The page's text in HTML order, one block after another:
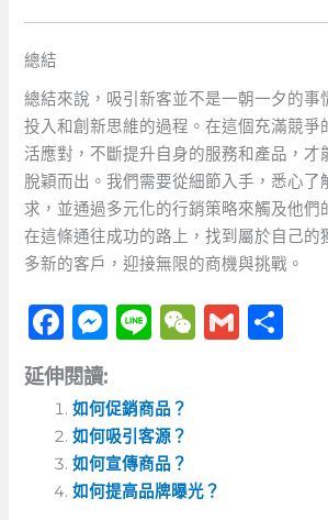
總結
總結來說，吸引新客並不是一朝一夕的事
投入和創新思維的過程。在這個充滿競爭
活應對，不斷提升自身的服務和產品，才
脫穎而出。我們需要從細節入手，悉心了
求，並通過多元化的行銷策略來觸及他們
在這條通往成功的路上，找到屬於自己的
多新的客戶，迎接無限的商機與挑戰。
F
a
c
e
b
o
M
ss
e
n
g
Li
e
W
t
G
延伸閱讀:
如何促銷商品？
如何吸引客源？
如何宣傳商品？
如何提高品牌曝光？